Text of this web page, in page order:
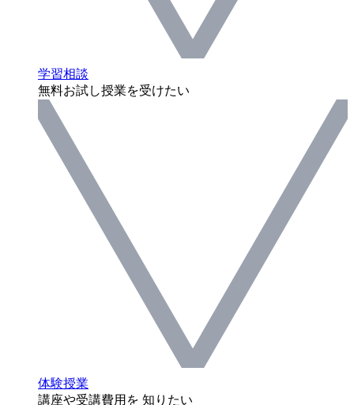
学習相談
無料お試し授業を受けたい
体験授業
講座や受講費用を 知りたい